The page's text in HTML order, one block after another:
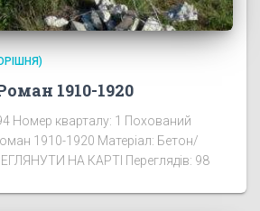
1910-1920
Номер кварталу: 1 Похований
1910-1920 Матеріал: Бетон/
НА КАРТІ Переглядів: 98